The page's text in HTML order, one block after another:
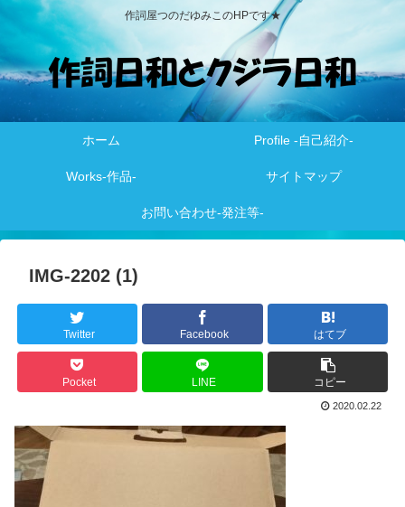
作詞屋つのだゆみこのHPです★
ホーム Profile -自己紹介-
Works-作品- サイトマップ
お問い合わせ-発注等-
IMG-2202 (1)
Twitter Facebook はてブ
Pocket LINE コピー
2020.02.22